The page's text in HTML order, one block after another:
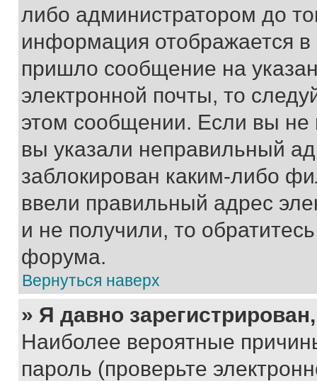
либо администратором до
информация отображается
пришло сообщение на
электронной почты, то
этом сообщении. Если вы
вы указали неправильный
заблокирован каким-либо
ввели правильный адрес
и не получили, то
форума.
Вернуться наверх
» Я давно
Наиболее вероятные
пароль (проверьте